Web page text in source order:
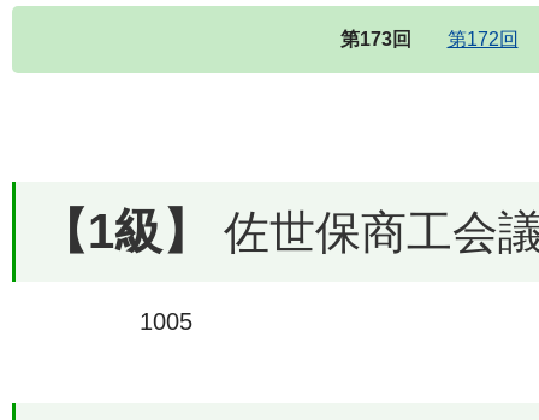
第173回 第172回
【1級】 佐世保商工会
1005